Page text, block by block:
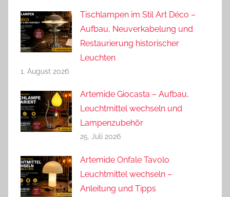
Tischlampen im Stil Art Déco –
Aufbau, Neuverkabelung und
Restaurierung historischer
Leuchten
1. August 2026
Artemide Giocasta – Aufbau,
Leuchtmittel wechseln und
Lampenzubehör
25. Juli 2026
Artemide Onfale Tavolo
Leuchtmittel wechseln –
Anleitung und Tipps